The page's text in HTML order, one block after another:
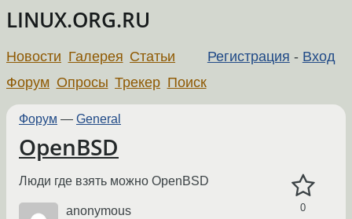
LINUX.ORG.RU
Регистрация - Вход
Новости Галерея Статьи
Форум Опросы Трекер Поиск
Форум — General
OpenBSD
0
Люди где взять можно OpenBSD
anonymous